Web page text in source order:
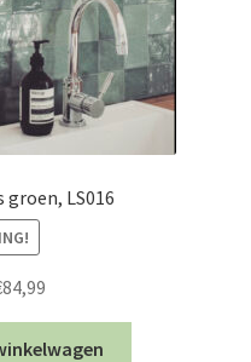
LS016
84,99
is: